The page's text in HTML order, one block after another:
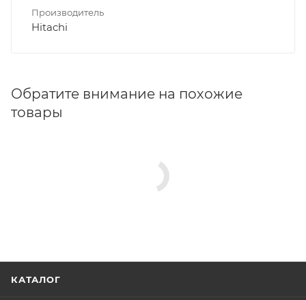
Производитель
Hitachi
Обратите внимание на похожие
товары
КАТАЛОГ